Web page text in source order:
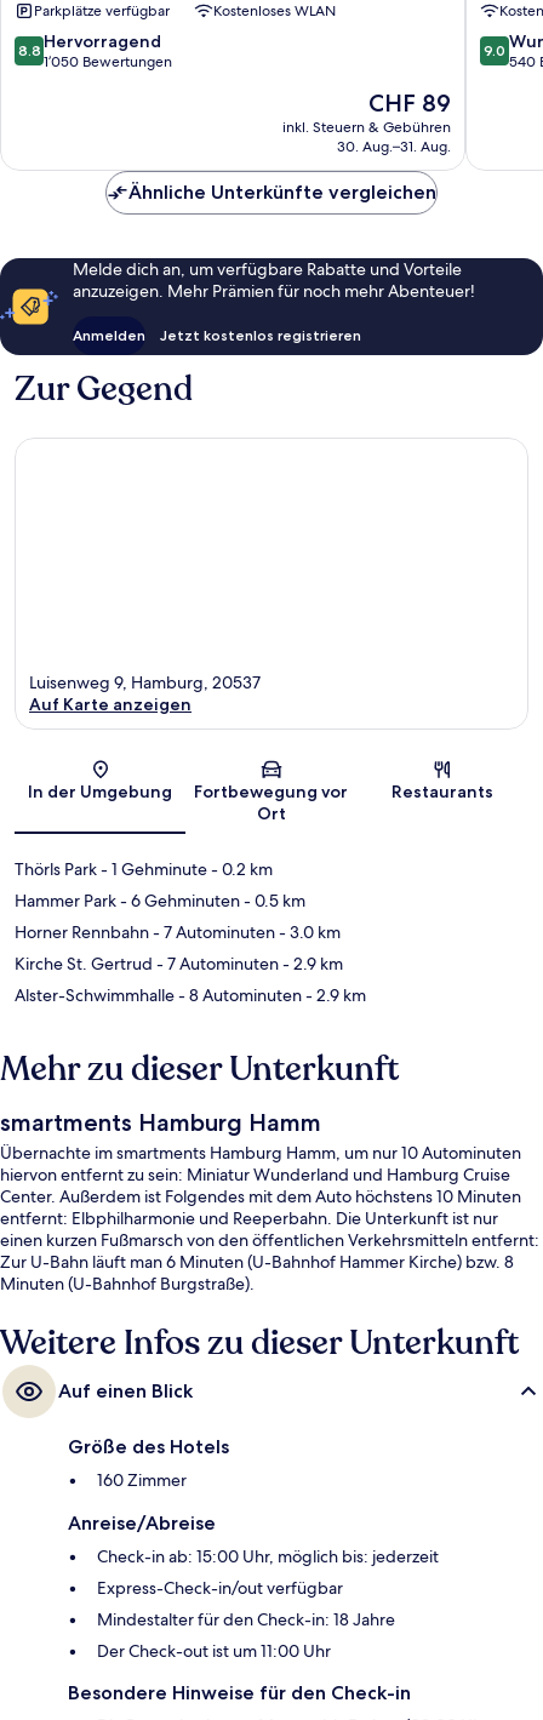
MitteParkplätze verfügbar
Kostenloses WLAN
8.8
von
8.8 Hervorragend
1’050 Bewertungen
Der
Preis
beträgt
CHF 89
inkl. Steuern & Gebühren
30. Aug.–31. Aug.
Mitte
9.0
von
9.0
540
Ähnliche Unterkünfte vergleichen
Melde dich an, um verfügbare Rabatte und Vorteile
anzuzeigen. Mehr Prämien für noch mehr Abenteuer!
Anmelden Jetzt kostenlos registrieren
Zur Gegend
Karte
Luisenweg 9, Hamburg, 20537
Auf Karte anzeigen
In der Umgebung
Fortbewegung vor
Ort
Restaurants
Thörls Park- 1 Gehminute- 0.2 km
Hammer Park- 6 Gehminuten- 0.5 km
Horner Rennbahn- 7 Autominuten- 3.0 km
Kirche St. Gertrud - 7 Autominuten- 2.9 km
Alster-Schwimmhalle- 8 Autominuten- 2.9 km
Mehr zu dieser Unterkunft
smartments Hamburg Hamm
Übernachte im smartments Hamburg Hamm, um nur 10 Autominuten
hiervon entfernt zu sein: Miniatur Wunderland und Hamburg Cruise
Center. Außerdem ist Folgendes mit dem Auto höchstens 10 Minuten
entfernt: Elbphilharmonie und Reeperbahn. Die Unterkunft ist nur
einen kurzen Fußmarsch von den öffentlichen Verkehrsmitteln entfernt:
Zur U-Bahn läuft man 6 Minuten (U-Bahnhof Hammer Kirche) bzw. 8
Minuten (U-Bahnhof Burgstraße).
Weitere Infos zu dieser Unterkunft
Auf einen Blick
Größe des Hotels
160 Zimmer
Anreise/Abreise
Check-in ab: 15:00 Uhr, möglich bis: jederzeit
Express-Check-in/out verfügbar
Mindestalter für den Check-in: 18 Jahre
Der Check-out ist um 11:00 Uhr
Besondere Hinweise für den Check-in